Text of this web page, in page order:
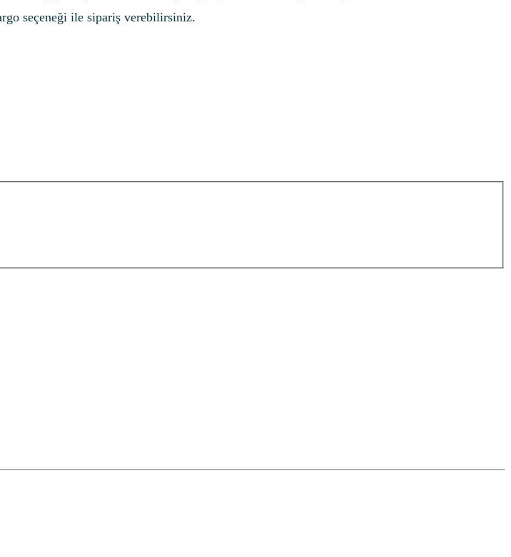
seçeneği ile sipariş verebilirsiniz.